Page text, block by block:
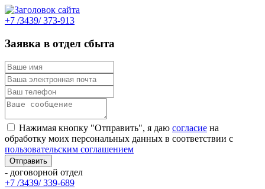
+7 /3439/ 373-913
Заявка в отдел сбыта
Нажимая кнопку "Отправить", я даю согласие на
обработку моих персональных данных в соответствии с
пользовательским соглашением
- договорной отдел
+7 /3439/ 339-689